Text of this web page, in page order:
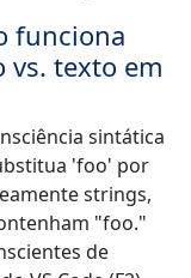
funciona
vs. texto em
sintática
'foo' por
strings,
"foo."
de